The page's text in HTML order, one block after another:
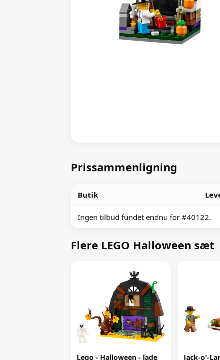
Prissammenligning
Butik
Ingen tilbud fundet endnu for #40122.
Flere LEGO Halloween sæt
Lego - Halloween - lade Jack-o'-